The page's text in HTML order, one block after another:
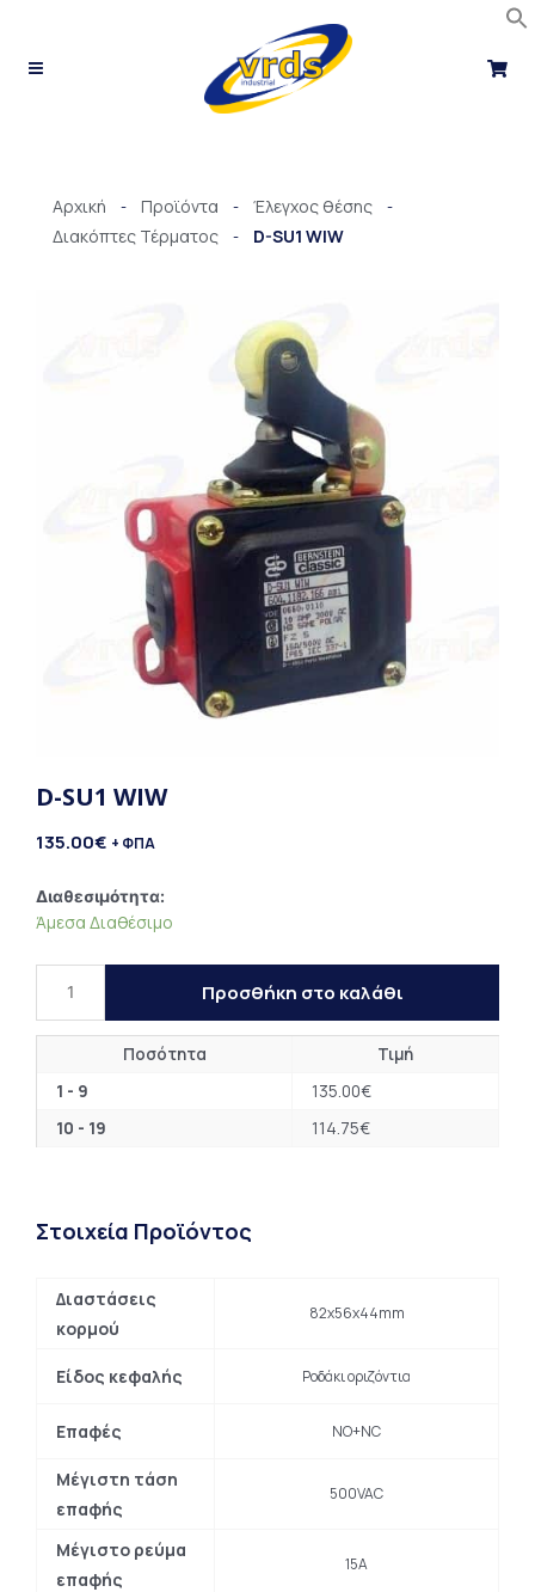
περιεχόμενο
Αρχική - Προϊόντα - Έλεγχος θέσης -
Διακόπτες Τέρματος - D-SU1 WIW
D-SU1 WIW
135.00€ + ΦΠΑ
Διαθεσιμότητα:
Άμεσα Διαθέσιμο
D-
SU1
Προσθήκη στο καλάθι
Ποσότητα
Τιμή
1 - 9
135.00€
10 - 19
114.75€
Στοιχεία Προϊόντος
Διαστάσεις
κορμού
82x56x44mm
Είδος κεφαλής Ροδάκι οριζόντια
Επαφές NO+NC
Μέγιστη τάση
επαφής
500VAC
Μέγιστο ρεύμα
επαφής
15A